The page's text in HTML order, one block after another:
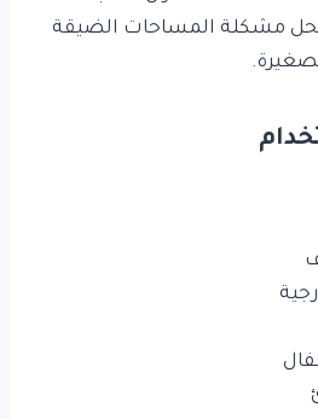
يحل مشكلة المساحات الضيقة